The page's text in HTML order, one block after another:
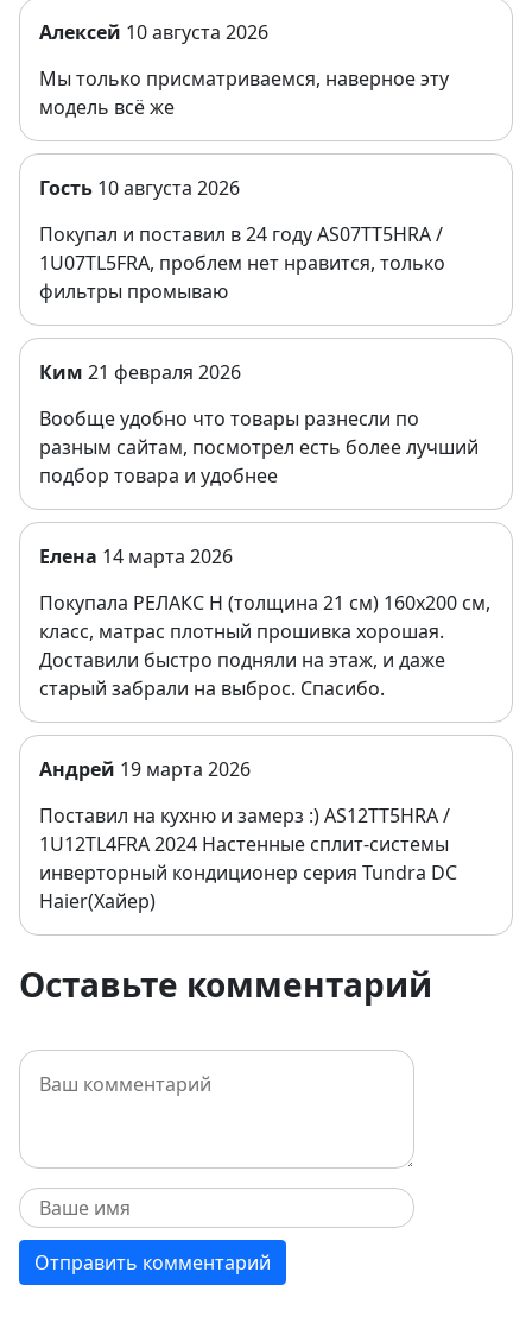
Алексей 10 августа 2026
Мы только присматриваемся, наверное эту
модель всё же
Гость 10 августа 2026
Покупал и поставил в 24 году AS07TT5HRA /
1U07TL5FRA, проблем нет нравится, только
фильтры промываю
Ким 21 февраля 2026
Вообще удобно что товары разнесли по
разным сайтам, посмотрел есть более лучший
подбор товара и удобнее
Елена 14 марта 2026
Покупала РЕЛАКС Н (толщина 21 см) 160х200 см,
класс, матрас плотный прошивка хорошая.
Доставили быстро подняли на этаж, и даже
старый забрали на выброс. Спасибо.
Андрей 19 марта 2026
Поставил на кухню и замерз :) AS12TT5HRA /
1U12TL4FRA 2024 Настенные сплит-системы
инверторный кондиционер серия Tundra DC
Haier(Хайер)
Оставьте комментарий